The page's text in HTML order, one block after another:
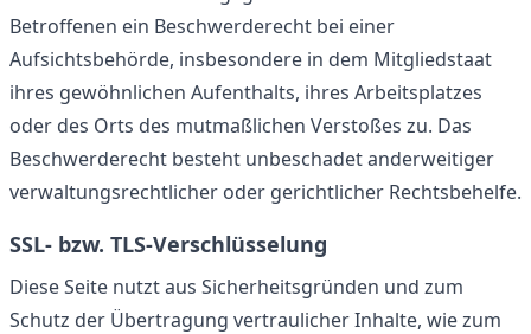
Betroffenen ein Beschwerderecht bei einer
Aufsichtsbehörde, insbesondere in dem Mitgliedstaat
ihres gewöhnlichen Aufenthalts, ihres Arbeitsplatzes
oder des Orts des mutmaßlichen Verstoßes zu. Das
Beschwerderecht besteht unbeschadet anderweitiger
verwaltungsrechtlicher oder gerichtlicher Rechtsbehelfe.
SSL- bzw. TLS-Verschlüsselung
Diese Seite nutzt aus Sicherheitsgründen und zum
Schutz der Übertragung vertraulicher Inhalte, wie zum